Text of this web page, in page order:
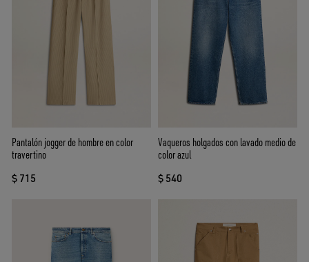
Pantalón jogger de hombre en color
travertino
$ 715
Vaqueros holgados con lavado medio de
color azul
$ 540